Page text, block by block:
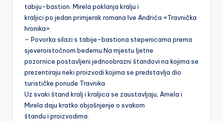
tabiju-bastion. Mirela poklanja kralju i
kraljici po jedan primjerak romana Ive Andrića «Travnička
hronika».
– Povorka silazi s tabije-bastiona stepenicama prema
sjeveroistočnom bedemu.Na mjestu ljetne
pozornice postavljeni jednoobrazni štandovi na kojima se
prezentiraju neki proizvodi kojima se predstavlja dio
turističke ponude Travnika
Uz svaki štand kralj i kraljica se zaustavljaju, Amela i
Mirela daju kratko objašnjenje o svakom
štandu i proizvodima.